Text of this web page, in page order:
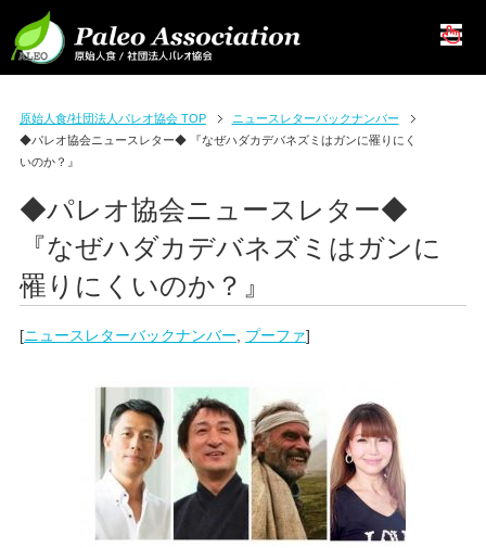
原始人食/社団法人パレオ協会 TOP
ニュースレターバックナンバー
◆パレオ協会ニュースレター◆ 『なぜハダカデバネズミはガンに罹りにく
いのか？』
◆パレオ協会ニュースレター◆
『なぜハダカデバネズミはガンに
罹りにくいのか？』
[ニュースレターバックナンバー プーファ]